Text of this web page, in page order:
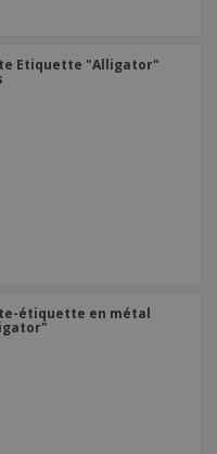
Etiquette "Alligator"
étiquette en métal